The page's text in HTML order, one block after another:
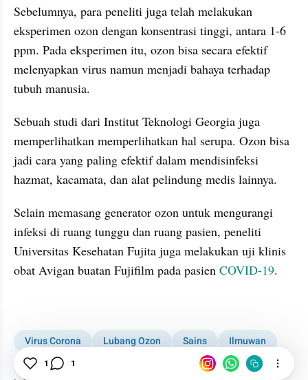
Sebelumnya, para peneliti juga telah melakukan
eksperimen ozon dengan konsentrasi tinggi, antara 1-6
ppm. Pada eksperimen itu, ozon bisa secara efektif
melenyapkan virus namun menjadi bahaya terhadap
tubuh manusia.
Sebuah studi dari Institut Teknologi Georgia juga
memperlihatkan memperlihatkan hal serupa. Ozon bisa
jadi cara yang paling efektif dalam mendisinfeksi
hazmat, kacamata, dan alat pelindung medis lainnya.
Selain memasang generator ozon untuk mengurangi
infeksi di ruang tunggu dan ruang pasien, peneliti
Universitas Kesehatan Fujita juga melakukan uji klinis
obat Avigan buatan Fujifilm pada pasien COVID-19.
Virus Corona Lubang Ozon Sains
Ilmuwan
Manusia
1 1